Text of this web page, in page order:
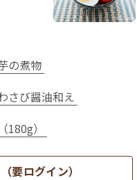
の煮物
さび醤油和え
180g）
要ログイン）